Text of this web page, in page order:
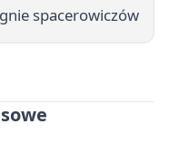
spacerowiczów